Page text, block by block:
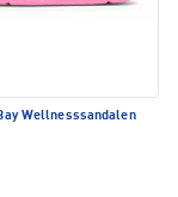
Wellnesssandalen